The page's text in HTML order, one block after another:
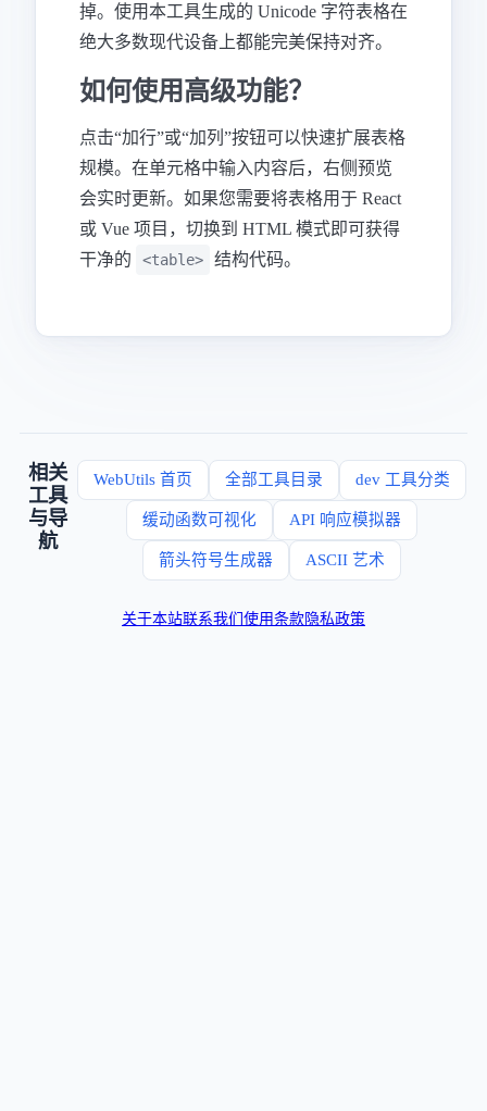
掉。使用本工具生成的 Unicode 字符表格在
绝大多数现代设备上都能完美保持对齐。
如何使用高级功能？
点击“加行”或“加列”按钮可以快速扩展表格
规模。在单元格中输入内容后，右侧预览
会实时更新。如果您需要将表格用于 React
或 Vue 项目，切换到 HTML 模式即可获得
干净的
<table> 结构代码。
相关
工具
与导
航
WebUtils 首页 全部工具目录 dev 工具分类
缓动函数可视化 API 响应模拟器
箭头符号生成器 ASCII 艺术
关于本站联系我们 使用条款隐私政策